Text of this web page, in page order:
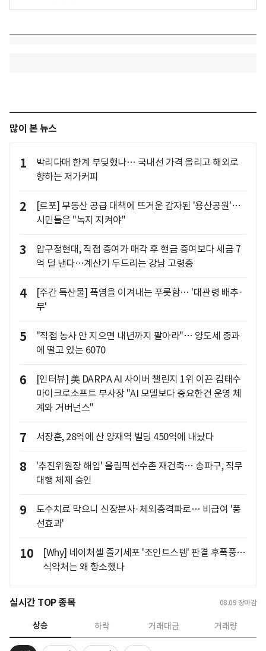
많이 본 뉴스
1
박리다매 한계 부딪혔나… 국내선 가격 올리고 해외로
향하는 저가커피
2
[르포] 부동산 공급 대책에 뜨거운 감자된 '용산공원'…
시민들은 "녹지 지켜야"
3
압구정현대, 직접 증여가 매각 후 현금 증여보다 세금 7
억 덜 낸다…계산기 두드리는 강남 고령층
4
[주간 특산물] 폭염을 이겨내는 푸릇함… '대관령 배추·
무'
5
"직접 농사 안 지으면 내년까지 팔아라"… 양도세 중과
에 떨고 있는 6070
6
[인터뷰] 美 DARPA AI 사이버 챌린지 1위 이끈 김태수
마이크로소프트 부사장 "AI 모델보다 중요한건 운영 체
계와 거버넌스"
7 서장훈, 28억에 산 양재역 빌딩 450억에 내놨다
8
'추진위원장 해임' 올림픽선수촌 재건축… 송파구, 직무
대행 체제 승인
9
도수치료 막으니 신장분사·체외충격파로… 비급여 '풍
선효과'
10
[Why] 네이처셀 줄기세포 '조인트스템' 판결 후폭풍…
식약처는 왜 항소했나
실시간 TOP 종목 08.09 장마감
상승 하락 거래대금 거래량